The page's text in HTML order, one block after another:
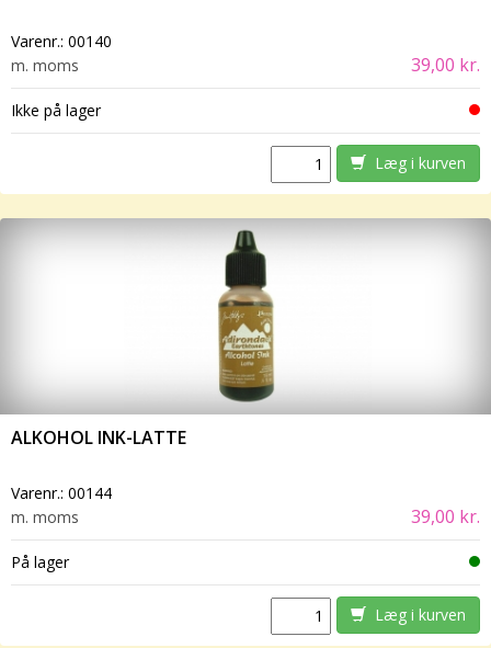
Varenr.: 00140
m. moms
39,00 kr.
Ikke på lager
Læg i kurven
ALKOHOL INK-LATTE
Varenr.: 00144
m. moms
39,00 kr.
På lager
Læg i kurven